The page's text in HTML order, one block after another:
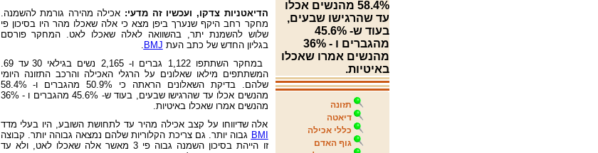
58.4% מהנשים אכלו
עד שהרגישו שבעים,
בעוד ש- 45.6%
מהגברים ו - 36%
מהנשים אמרו שאכלו
באיטיות.
תזונה
דיאטה
כללי אכילה
גוף האדם
הדיאטניות צדקו, ועכשיו זה מדעי: אכילה מהירה גורמת להשמנה.
מחקר רחב היקף שנערך ביפן מצא כי אלה שאכלו מהר היו בסיכון פי
שלוש להשמנת יתר, בהשוואה לאלה שאכלו לאט. המחקר פורסם
בגליון החדש של כתב העת BMJ
.
במחקר השתתפו 1,122 גברים ו- 2,165 נשים בגילאי 30 עד 69.
המשתתפים מילאו שאלונים על הרגלי האכילה והרכב התזונה היומי
שלהם. בדיקת השאלונים הראתה כי 50.9% מהגברים ו- 58.4%
מהנשים אכלו עד שהרגישו שבעים, בעוד ש- 45.6% מהגברים ו - 36%
מהנשים אמרו שאכלו באיטיות.
אלה שדיווחו על קצב אכילה מהיר עד לתחושת השובע, היו בעלי מדד
BMI גבוה יותר. גם צריכת הקלוריות שלהם נמצאה גבוהה יותר. קבוצה
זו הייהת בסיכון השמנה גבוה פי 3 מאשר אלה שאכלו לאט, ולא עד